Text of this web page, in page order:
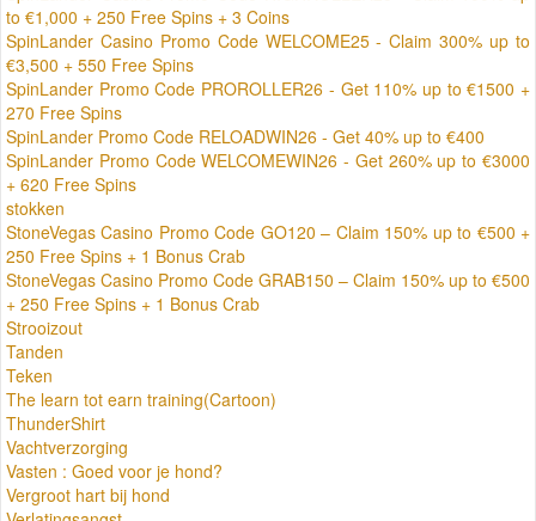
to €1,000 + 250 Free Spins + 3 Coins
SpinLander Casino Promo Code WELCOME25 - Claim 300% up to
€3,500 + 550 Free Spins
SpinLander Promo Code PROROLLER26 - Get 110% up to €1500 +
270 Free Spins
SpinLander Promo Code RELOADWIN26 - Get 40% up to €400
SpinLander Promo Code WELCOMEWIN26 - Get 260% up to €3000
+ 620 Free Spins
stokken
StoneVegas Casino Promo Code GO120 – Claim 150% up to €500 +
250 Free Spins + 1 Bonus Crab
StoneVegas Casino Promo Code GRAB150 – Claim 150% up to €500
+ 250 Free Spins + 1 Bonus Crab
Strooizout
Tanden
Teken
The learn tot earn training(Cartoon)
ThunderShirt
Vachtverzorging
Vasten : Goed voor je hond?
Vergroot hart bij hond